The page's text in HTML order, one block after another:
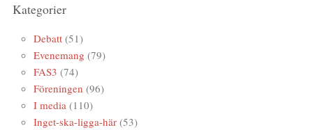
Kategorier
Debatt(51)
Evenemang (79)
FAS3 (74)
Föreningen (96)
I media (110)
Inget-ska-ligga-här(53)